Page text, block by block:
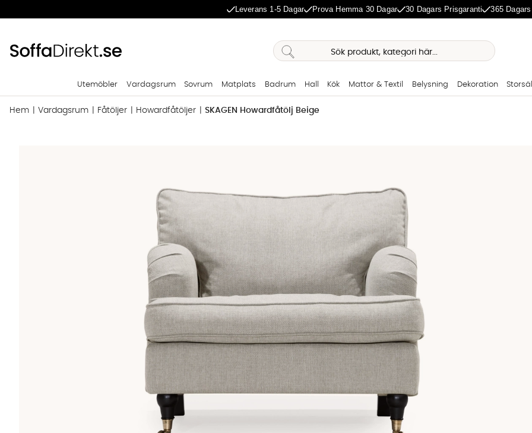
Leverans 1-5 Dagar Prova Hemma 30 Dagar 30 Dagars Prisgaranti 365
Utemöbler Vardagsrum Sovrum Matplats Badrum Hall Kök Mattor & Textil Belysning Dekoration
Hem Vardagsrum Fåtöljer Howardfåtöljer SKAGEN Howardfåtölj Beige